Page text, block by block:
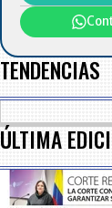
TENDENCIAS
ÚLTIMA